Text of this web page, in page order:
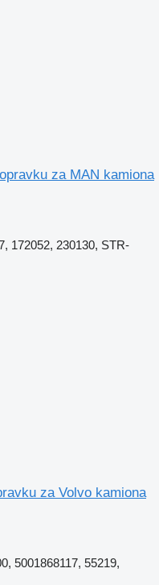
za MAN kamiona
172052, 230130, STR-
za Volvo kamiona
5001868117, 55219,